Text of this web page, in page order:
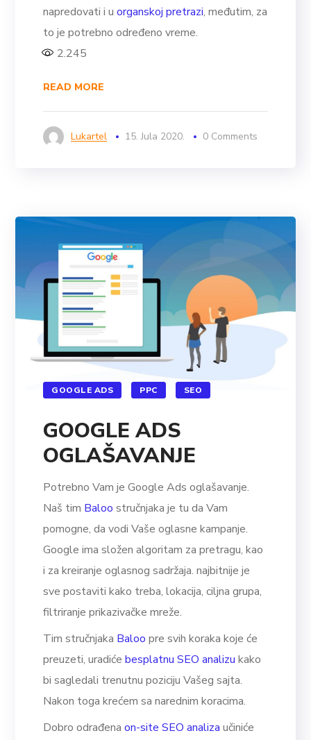
napredovati i uorganskoj pretrazi, međutim, za
to je potrebno određeno vreme.
2.245
READ MORE
Lukartel 15. Jula 2020. 0 Comments
GOOGLE ADS PPC SEO
GOOGLE ADS
OGLAŠAVANJE
Potrebno Vam je Google Ads oglašavanje.
Naš tim Baloo stručnjaka je tu da Vam
pomogne, da vodi Vaše oglasne kampanje.
Google ima složen algoritam za pretragu, kao
i za kreiranje oglasnog sadržaja. najbitnije je
sve postaviti kako treba, lokacija, ciljna grupa,
filtriranje prikazivačke mreže.
Tim stručnjaka Baloo pre svih koraka koje će
preuzeti, uradićebesplatnu SEO analizu kako
bi sagledali trenutnu poziciju Vašeg sajta.
Nakon toga krećem sa narednim koracima.
Dobro odrađenaon-site SEO analizaučiniće